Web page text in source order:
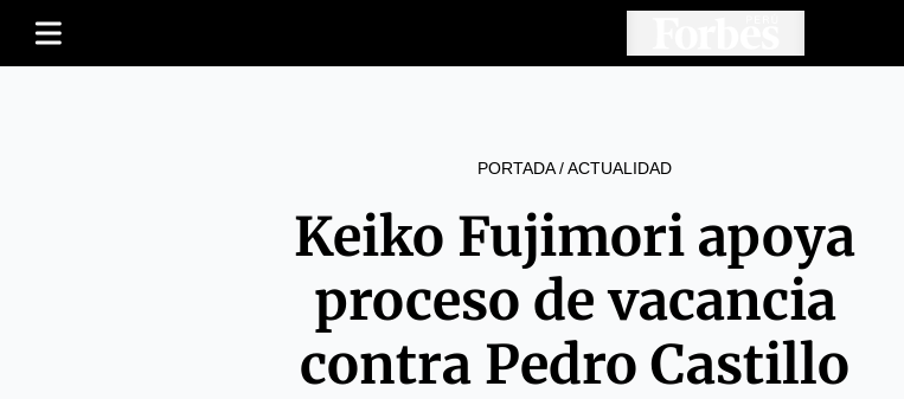
PORTADA/ACTUALIDAD
Keiko Fujimori apoya
proceso de vacancia
contra Pedro Castillo